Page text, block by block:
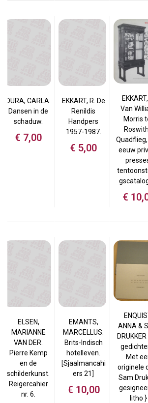
DURA, CARLA.
Dansen in de
schaduw.
€ 7,00
EKKART, R. De
Renildis
Handpers
1957-1987.
€ 5,00
EKKART,
Van
Morris
eeuw
€
ELSEN,
MARIANNE
VAN DER.
Pierre Kemp
en de
schilderkunst.
Reigercahier
nr. 6.
EMANTS,
MARCELLUS.
Brits-Indisch
hotelleven.
[Sjaalmancahi
ers 21]
€ 10,00
ANNA &
Met
originele
Sam
litho }